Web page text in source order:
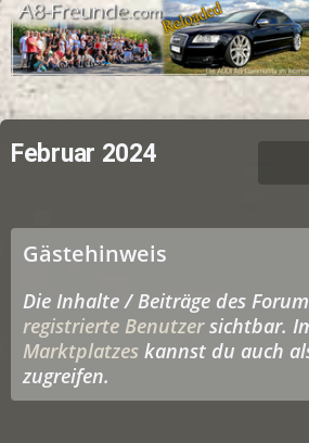
Februar 2024
Gästehinweis
Die Inhalte / Beiträge des
registrierte Benutzersichtbar.
Marktplatzes kannst du auch
zugreifen.